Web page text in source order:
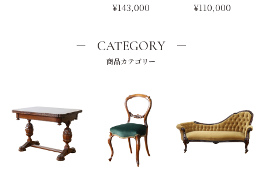
¥143,000
¥110,000
CATEGORY
商品カテゴリー